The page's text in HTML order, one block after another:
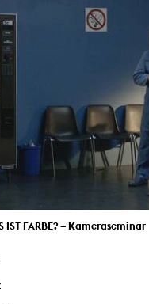
IST FARBE? – Kameraseminar